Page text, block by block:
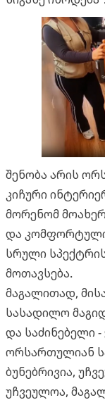
შენობა არის
კიჩური
მორენომ
და
სრული
მოთავსება.
მაგალითად,
სასადილო
და საძინებელი
ორსართულიან
ბუნებრივია,
უჩვეულოა,